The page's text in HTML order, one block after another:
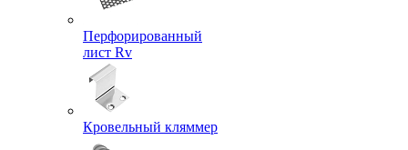
Перфорированный
лист Rv
Кровельный кляммер